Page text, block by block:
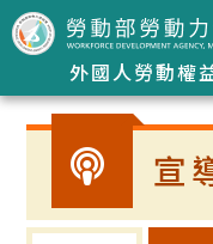
跳到主要內容區塊
外國人勞動權
宣